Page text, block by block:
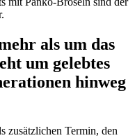
als um das
um gelebtes
hinweg
zusätzlichen Termin, den